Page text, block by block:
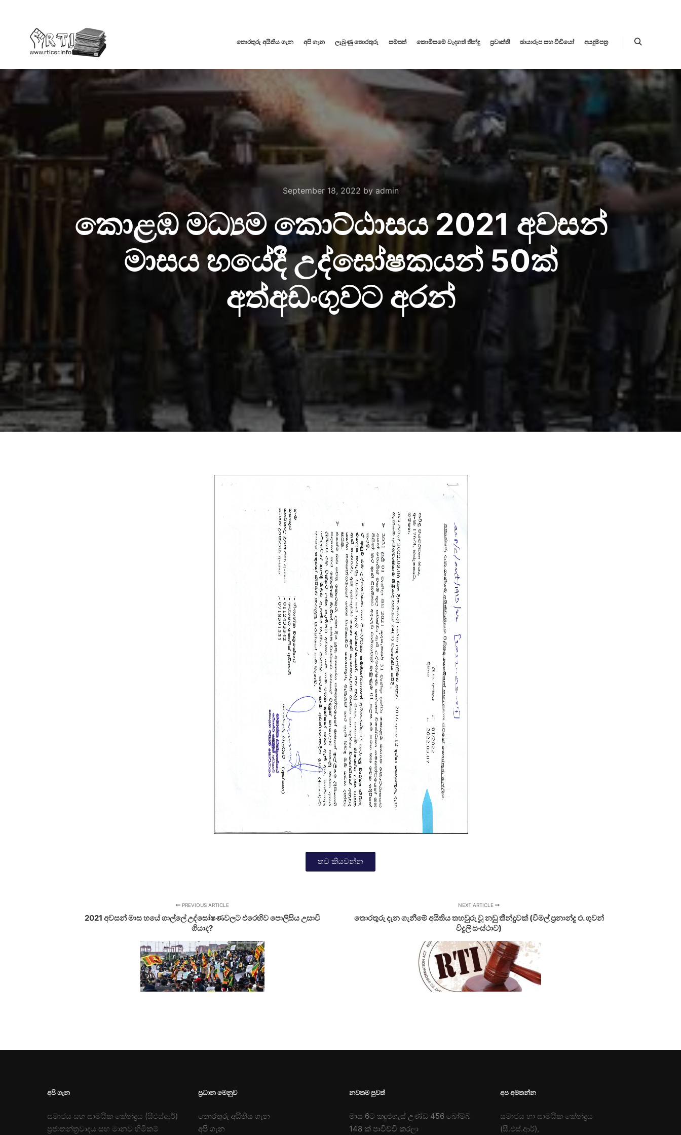
තොරතුරු අයිතිය ගැන අපි ගැන ලැබුණු තොරතුරු සම්පත් කොමිසමේ වැදගත් තීන්දු ප්‍රවෘත්ති ඡායාරූප සහ වීඩියෝ අයදුම්පත්‍ර
September 18, 2022 by admin
කොළඹ මධ්‍යම කොට්ඨාසය 2021 අවසන්
මාසය හයේදී උද්ඝෝෂකයන් 50ක්
අත්අඩංගුවට අරන්
තව කියවන්න
PREVIOUS ARTICLE
2021 අවසන් මාස හයේ ගාල්ලේ උද්ඝෝෂණවලට එරෙහිව පොලිසිය උසාවි
ගියාද?
NEXT ARTICLE
තොරතුරු දැන ගැනීමේ අයිතිය තහවුරු වූ නඩු තීන්දුවක් (විමල් ප්‍රනාන්දු එ. ගුවන්
විදුලි සංස්ථාව)
අපි ගැන
සමාජය සහ සාමයික කේන්ද්‍රය (සීඑස්ආර්)
ප්‍රජාතන්ත්‍රවාදය සහ මානව හිමිකම්
ප්‍රධාන මෙනුව
තොරතුරු අයිතිය ගැන
අපි ගැන
නවතම පුවත්
මාස 6ට කඳුළුගැස් උණ්ඩ 456 බෝම්බ
148 ක් පාවිච්චි කරලා
අප අමතන්න
සමාජය හා සාමයික කේන්ද්‍රය
(සී.එස්.ආර්),